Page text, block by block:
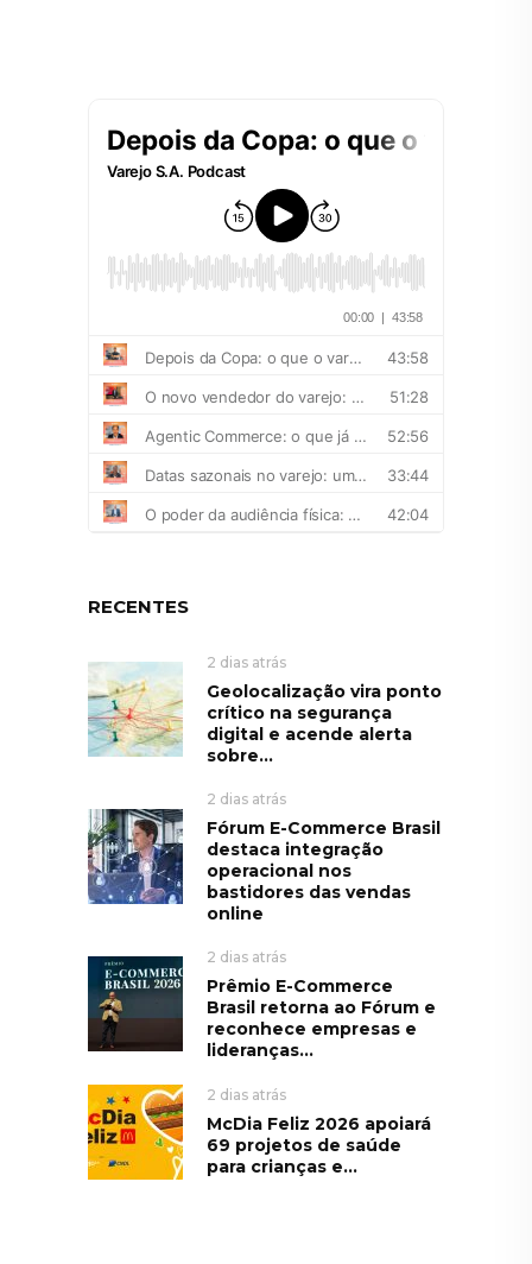
RECENTES
2 dias atrás
Geolocalização vira ponto
crítico na segurança
digital e acende alerta
sobre...
2 dias atrás
Fórum E-Commerce Brasil
destaca integração
operacional nos
bastidores das vendas
online
2 dias atrás
Prêmio E-Commerce
Brasil retorna ao Fórum e
reconhece empresas e
lideranças...
2 dias atrás
McDia Feliz 2026 apoiará
69 projetos de saúde
para crianças e...